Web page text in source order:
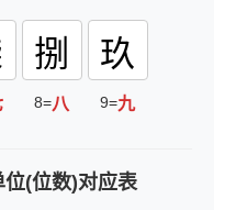
捌
8=八
玖
9=九
(位数)对应表